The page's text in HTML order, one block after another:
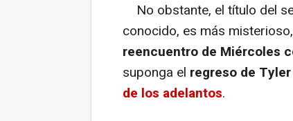
No obstante, el título del
conocido, es más
reencuentro de Miércoles
suponga el regreso de Tyler
de los adelantos.